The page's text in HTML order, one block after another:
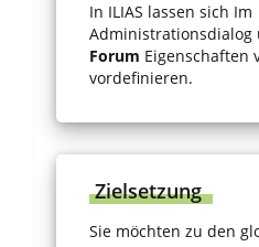
In ILIAS lassen sich Im
Administrationsdialog
Forum Eigenschaften
vordefinieren.
Zielsetzung
Sie möchten zu den